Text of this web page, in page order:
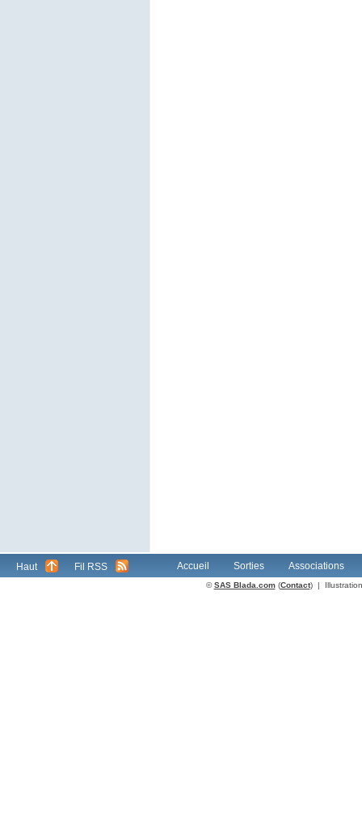
Haut Fil RSS Accueil Sorties Associations
©SAS Blada.com(Contact) |